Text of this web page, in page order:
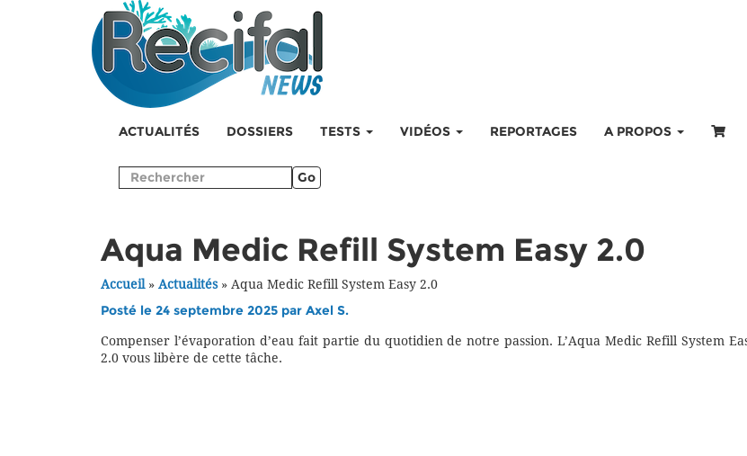
ACTUALITÉS DOSSIERS TESTS VIDÉOS REPORTAGES A PROPOS
Go
Aqua Medic Refill System Easy 2.0
Accueil» Actualités» Aqua Medic Refill System Easy 2.0
Posté le 24 septembre 2025 par Axel S.
Compenser l’évaporation d’eau fait partie du quotidien de notre passion. L’Aqua Medic Refill System
2.0 vous libère de cette tâche.